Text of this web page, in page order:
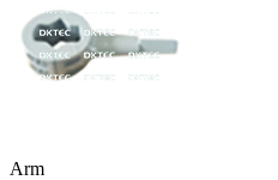
Arm